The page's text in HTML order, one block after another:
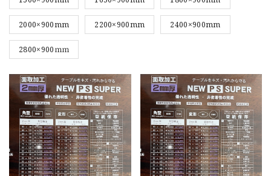
2000×900mm 2200×900mm 2400×900mm
2800×900ｍｍ